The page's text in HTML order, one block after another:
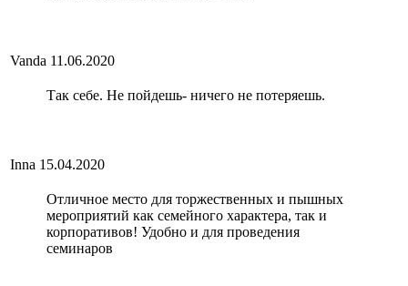
Vanda 11.06.2020
Так себе. Не пойдешь- ничего не потеряешь.
Inna 15.04.2020
Отличное место для торжественных и пышных
мероприятий как семейного характера, так и
корпоративов! Удобно и для проведения
семинаров